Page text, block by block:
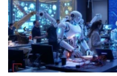
Texnoloji İnkişaf
İnnovasiya və Startaplar